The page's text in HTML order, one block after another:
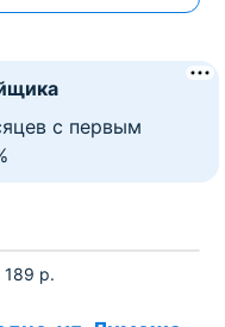
189 р.
с первым